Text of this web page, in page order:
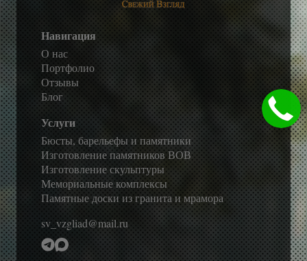
Навигация
О нас
Портфолио
Отзывы
Блог
Услуги
Бюсты, барельефы и памятники
Изготовление памятников ВОВ
Изготовление скульптуры
Мемориальные комплексы
Памятные доски из гранита и мрамора
sv_vzgliad@mail.ru